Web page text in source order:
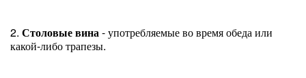
2. Столовые вина- употребляемые во время обеда или
какой-либо трапезы.